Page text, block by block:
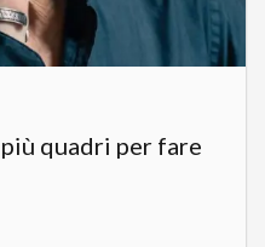
quadri per fare